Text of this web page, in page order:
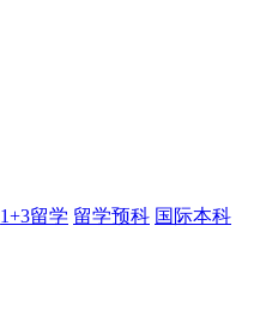
1+3留学 留学预科 国际本科